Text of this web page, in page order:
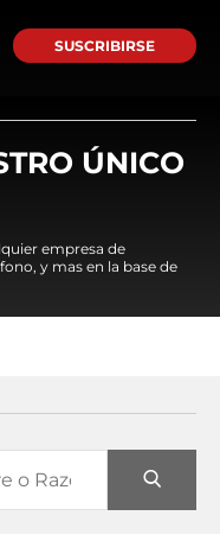
SUSCRIBIRSE
ÚNICO
empresa de
y mas en la base de